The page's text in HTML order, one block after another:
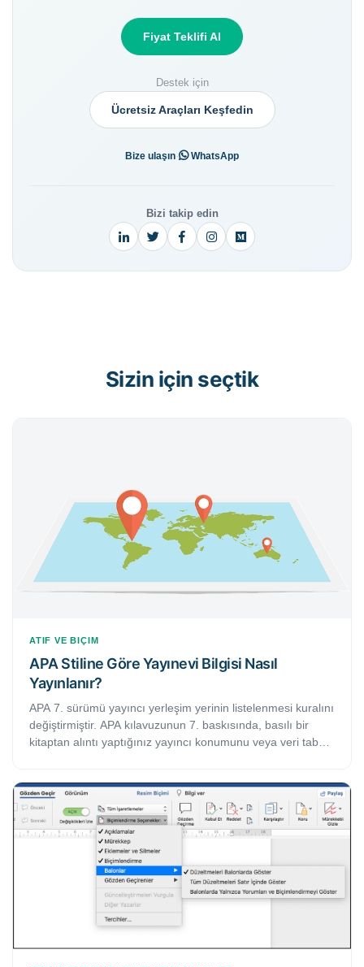
Fiyat Teklifi Al
Destek için
Ücretsiz Araçları Keşfedin
Bize ulaşın· WhatsApp
Bizi takip edin
Sizin için seçtik
ATIF VE BIÇIM
APA Stiline Göre Yayınevi Bilgisi Nasıl
Yayınlanır?
APA 7. sürümü yayıncı yerleşim yerinin listelenmesi kuralını
değiştirmiştir. APA kılavuzunun 7. baskısında, basılı bir
kitaptan alıntı yaptığınız yayıncı konumunu veya veri tabanı